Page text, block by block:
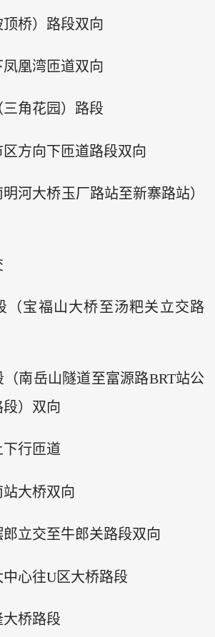
桥）路段双向
凰湾匝道双向
角花园）路段
方向下匝道路段双向
河大桥玉厂路站至新寨路站）
（宝福山大桥至汤粑关立交路
（南岳山隧道至富源路BRT站公
）双向
行匝道
大桥双向
立交至牛郎关路段双向
心往U区大桥路段
桥路段